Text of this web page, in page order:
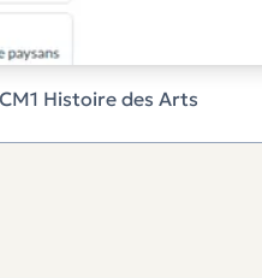
Histoire des Arts